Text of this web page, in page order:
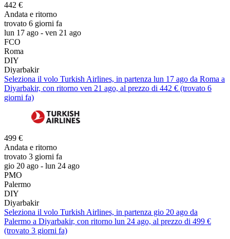
442 €
Andata e ritorno
trovato 6 giorni fa
lun 17 ago - ven 21 ago
FCO
Roma
DIY
Diyarbakir
Seleziona il volo Turkish Airlines, in partenza lun 17 ago da Roma a
Diyarbakir, con ritorno ven 21 ago, al prezzo di 442 € (trovato 6
giorni fa)
499 €
Andata e ritorno
trovato 3 giorni fa
gio 20 ago - lun 24 ago
PMO
Palermo
DIY
Diyarbakir
Seleziona il volo Turkish Airlines, in partenza gio 20 ago da
Palermo a Diyarbakir, con ritorno lun 24 ago, al prezzo di 499 €
(trovato 3 giorni fa)